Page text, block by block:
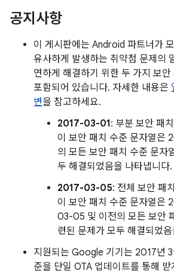
공지사항
이 게시판에는 Android 파트너가
유사하게 발생하는 취약점 문제의
연하게 해결하기 위한 두 가지 보안
포함되어 있습니다. 자세한 내용은
변을 참고하세요.
2017-03-01: 부분 보안 패
이 보안 패치 수준 문자열은
의 모든 보안 패치 수준 문자
두 해결되었음을 나타냅니다.
2017-03-05: 전체 보안 패
이 보안 패치 수준 문자열
03-05 및 이전의 모든 보안
련된 문제가 모두 해결되었
지원되는 Google 기기는 2017년
준을 단일 OTA 업데이트를 통해 받